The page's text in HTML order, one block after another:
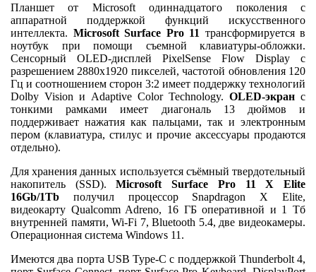
Планшет от Microsoft одиннадцатого поколения с
аппаратной поддержкой функций искусственного
интеллекта. Microsoft Surface Pro 11 трансформируется в
ноутбук при помощи съемной клавиатуры-обложки.
Сенсорный OLED-дисплей PixelSense Flow Display с
разрешением 2880x1920 пикселей, частотой обновления 120
Гц и соотношением сторон 3:2 имеет поддержку технологий
Dolby Vision и Adaptive Color Technology. OLED-экран с
тонкими рамками имеет диагональ 13 дюймов и
поддерживает нажатия как пальцами, так и электронным
пером (клавиатура, стилус и прочие аксессуары продаются
отдельно).
Для хранения данных используется съёмный твердотельный
накопитель (SSD).Microsoft Surface Pro 11 X Elite
16Gb/1Tb получил процессор Snapdragon X Elite,
видеокарту Qualcomm Adreno, 16 ГБ оперативной и 1 Тб
внутренней памяти, Wi-Fi 7, Bluetooth 5.4, две видеокамеры.
Операционная система Windows 11.
Имеются два порта USB Type-C с поддержкой Thunderbolt 4,